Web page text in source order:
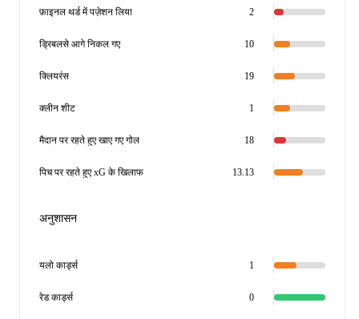
फ़ाइनल थर्ड में पज़ेशन लिया 2
ड्रिबलसे आगे निकल गए 10
क्लियरंस 19
क्लीन शीट 1
मैदान पर रहते हुए खाए गए गोल 18
पिच पर रहते हुए xG के खिलाफ 13.13
अनुशासन
यलो कार्ड्स 1
रेड कार्ड्स 0